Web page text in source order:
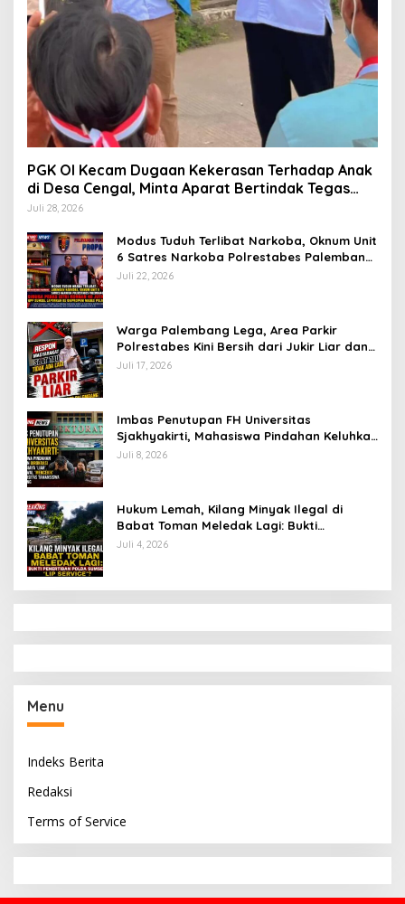
PGK OI Kecam Dugaan Kekerasan Terhadap Anak
di Desa Cengal, Minta Aparat Bertindak Tegas
Jika Terbukti
Juli 28, 2026
Modus Tuduh Terlibat Narkoba, Oknum Unit
6 Satres Narkoba Polrestabes Palembang
Diduga Peras Istri Korban Rp40 Juta, GPP
Juli 22, 2026
Warga Palembang Lega, Area Parkir
Polrestabes Kini Bersih dari Jukir Liar dan
Gratis
Juli 17, 2026
Imbas Penutupan FH Universitas
Sjakhyakirti, Mahasiswa Pindahan Keluhkan
Birokrasi Ruwet di Universitas Tamansiswa
Juli 8, 2026
Hukum Lemah, Kilang Minyak Ilegal di
Babat Toman Meledak Lagi: Bukti
Penertiban Polda Sumsel Hanya ‘Lip
Juli 4, 2026
Menu
Indeks Berita
Redaksi
Terms of Service